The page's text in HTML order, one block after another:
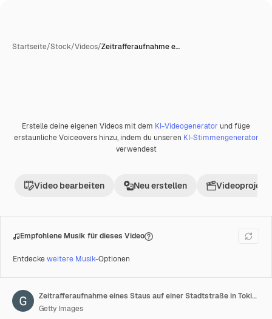
Startseite/Stock/Videos/Zeitrafferaufnahme e…
Premium
Erstelle deine eigenen Videos mit dem KI-Videogenerator und füge
erstaunliche Voiceovers hinzu, indem du unseren KI-Stimmengenerator
verwendest
Video bearbeiten Neu erstellen Videoprojekt
Empfohlene Musik für dieses Video
Entdeckeweitere Musik-Optionen
Zeitrafferaufnahme eines Staus auf einer Stadtstraße in Tokio, Weitwinkel.
Getty Images